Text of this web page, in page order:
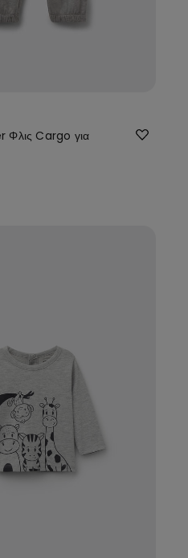
Φλις Cargo για